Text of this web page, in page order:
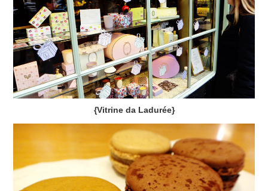
{Vitrine da Ladurée}